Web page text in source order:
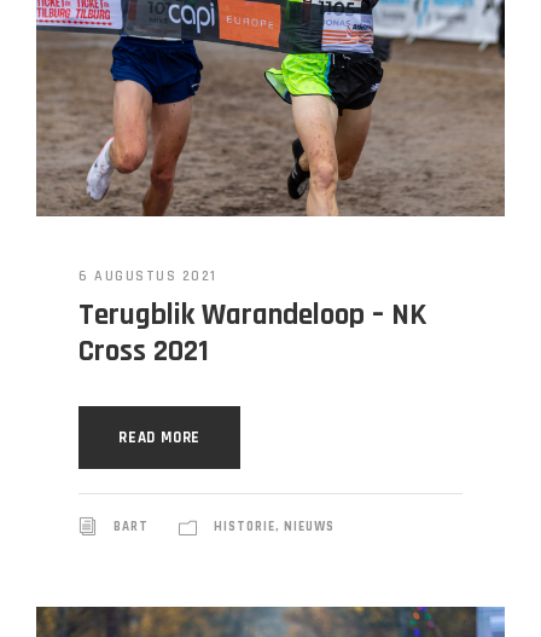
6 AUGUSTUS 2021
Terugblik Warandeloop – NK
Cross 2021
READ MORE
BART HISTORIE, NIEUWS